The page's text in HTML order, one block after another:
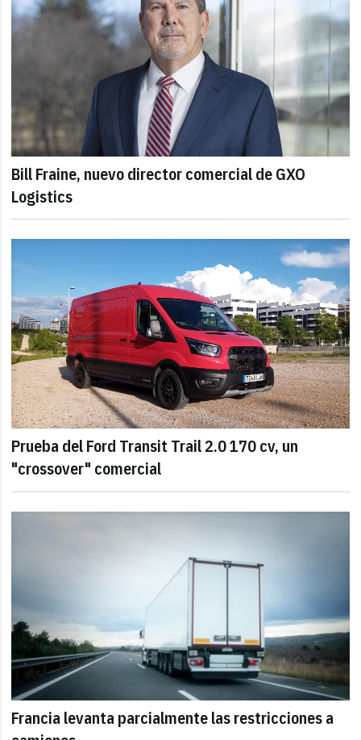
Bill Fraine, nuevo director comercial de GXO
Logistics
Prueba del Ford Transit Trail 2.0 170 cv, un
"crossover" comercial
Francia levanta parcialmente las restricciones a